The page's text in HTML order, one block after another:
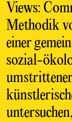
Views:
Methodik
einer
sozial-